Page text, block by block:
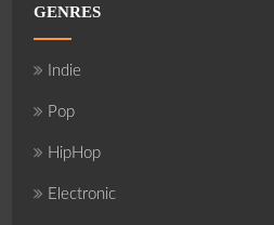
GENRES
Indie
Pop
HipHop
Electronic